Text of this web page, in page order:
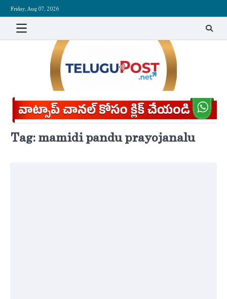
Skip
content
Friday, Aug 07, 2026
Tag:mamidi pandu prayojanalu